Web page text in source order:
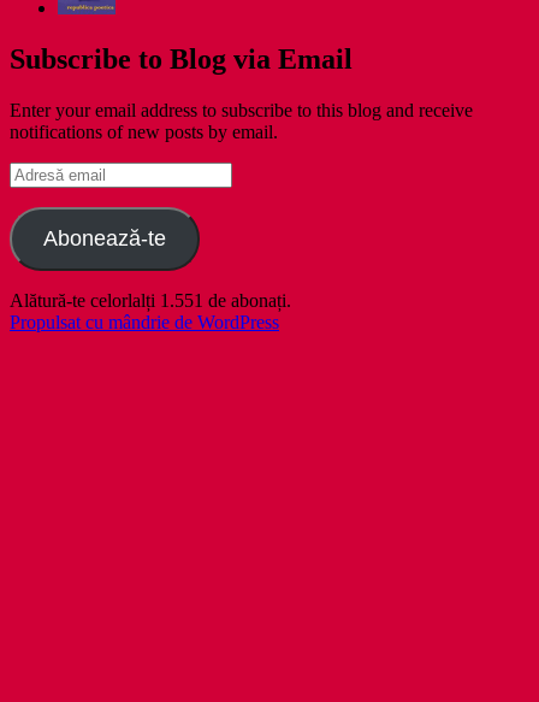
Subscribe to Blog via Email
Enter your email address to subscribe to this blog and receive
notifications of new posts by email.
Adresă
email
Abonează-te
Alătură-te celorlalți 1.551 de abonați.
Propulsat cu mândrie de WordPress